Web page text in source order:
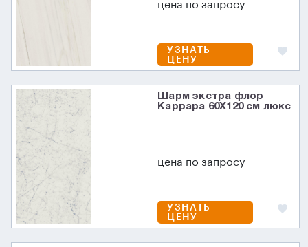
цена по запросу
УЗНАТЬ
ЦЕНУ
Шарм экстра флор
Каррара 60X120 см люкс
цена по запросу
УЗНАТЬ
ЦЕНУ